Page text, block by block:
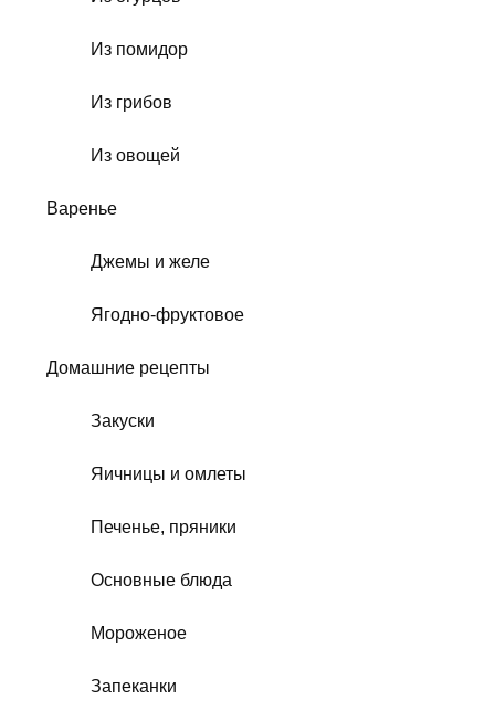
Из помидор
Из грибов
Из овощей
Варенье
Джемы и желе
Ягодно-фруктовое
Домашние рецепты
Закуски
Яичницы и омлеты
Печенье, пряники
Основные блюда
Мороженое
Запеканки